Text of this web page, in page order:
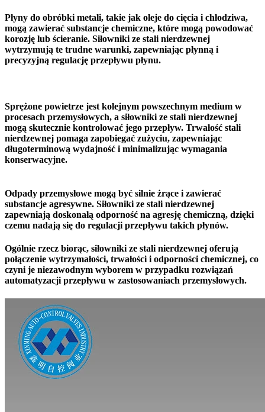
Płyny do obróbki metali, takie jak oleje do cięcia i chłodziwa,
mogą zawierać substancje chemiczne, które mogą powodować
korozję lub ścieranie. Siłowniki ze stali nierdzewnej
wytrzymują te trudne warunki, zapewniając płynną i
precyzyjną regulację przepływu płynu.
Sprężone powietrze jest kolejnym powszechnym medium w
procesach przemysłowych, a siłowniki ze stali nierdzewnej
mogą skutecznie kontrolować jego przepływ. Trwałość stali
nierdzewnej pomaga zapobiegać zużyciu, zapewniając
długoterminową wydajność i minimalizując wymagania
konserwacyjne.
Odpady przemysłowe mogą być silnie żrące i zawierać
substancje agresywne. Siłowniki ze stali nierdzewnej
zapewniają doskonałą odporność na agresję chemiczną, dzięki
czemu nadają się do regulacji przepływu takich płynów.
Ogólnie rzecz biorąc, siłowniki ze stali nierdzewnej oferują
połączenie wytrzymałości, trwałości i odporności chemicznej, co
czyni je niezawodnym wyborem w przypadku rozwiązań
automatyzacji przepływu w zastosowaniach przemysłowych.